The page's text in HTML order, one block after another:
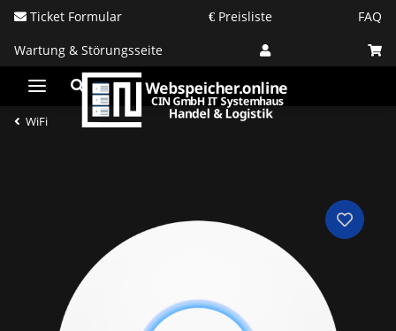
Ticket Formular Preisliste
FAQ
Wartung & Störungsseite
WiFi